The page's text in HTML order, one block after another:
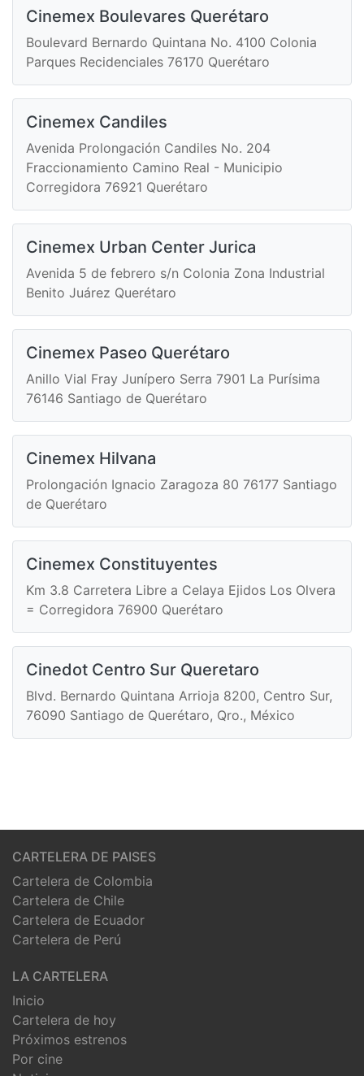
Cinemex Boulevares Querétaro
Boulevard Bernardo Quintana No. 4100 Colonia
Parques Recidenciales 76170 Querétaro
Cinemex Candiles
Avenida Prolongación Candiles No. 204
Fraccionamiento Camino Real - Municipio
Corregidora 76921 Querétaro
Cinemex Urban Center Jurica
Avenida 5 de febrero s/n Colonia Zona Industrial
Benito Juárez Querétaro
Cinemex Paseo Querétaro
Anillo Vial Fray Junípero Serra 7901 La Purísima
76146 Santiago de Querétaro
Cinemex Hilvana
Prolongación Ignacio Zaragoza 80 76177 Santiago
de Querétaro
Cinemex Constituyentes
Km 3.8 Carretera Libre a Celaya Ejidos Los Olvera
= Corregidora 76900 Querétaro
Cinedot Centro Sur Queretaro
Blvd. Bernardo Quintana Arrioja 8200, Centro Sur,
76090 Santiago de Querétaro, Qro., México
CARTELERA DE PAISES
Cartelera de Colombia
Cartelera de Chile
Cartelera de Ecuador
Cartelera de Perú
LA CARTELERA
Inicio
Cartelera de hoy
Próximos estrenos
Por cine